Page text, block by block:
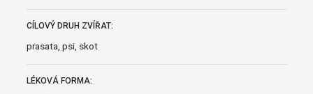
CÍLOVÝ DRUH ZVÍŘAT:
prasata, psi, skot
LÉKOVÁ FORMA: